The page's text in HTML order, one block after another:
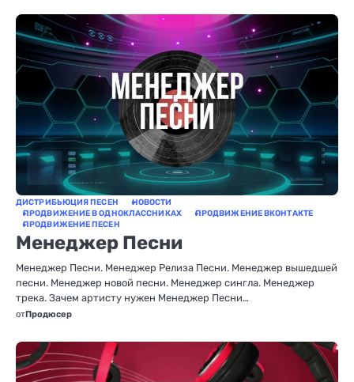
ДИСТРИБЬЮЦИЯ ПЕСЕН
НОВОСТИ
ПРОДВИЖЕНИЕ В ОДНОКЛАССНИКАХ
ПРОДВИЖЕНИЕ ВКОНТАКТЕ
ПРОДВИЖЕНИЕ ПЕСЕН
Менеджер Песни
Менеджер Песни. Менеджер Релиза Песни. Менеджер вышедшей
песни. Менеджер новой песни. Менеджер сингла. Менеджер
трека. Зачем артисту нужен Менеджер Песни…
отПродюсер